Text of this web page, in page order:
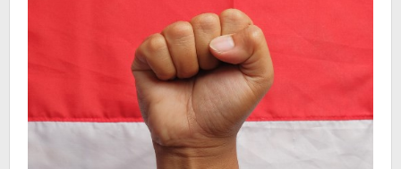
Tentang
Indonesia
Merdeka